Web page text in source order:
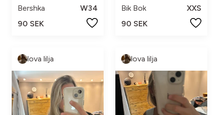
Bershka
W34
90 SEK
Bik Bok
XXS
90 SEK
lova lilja lova lilja